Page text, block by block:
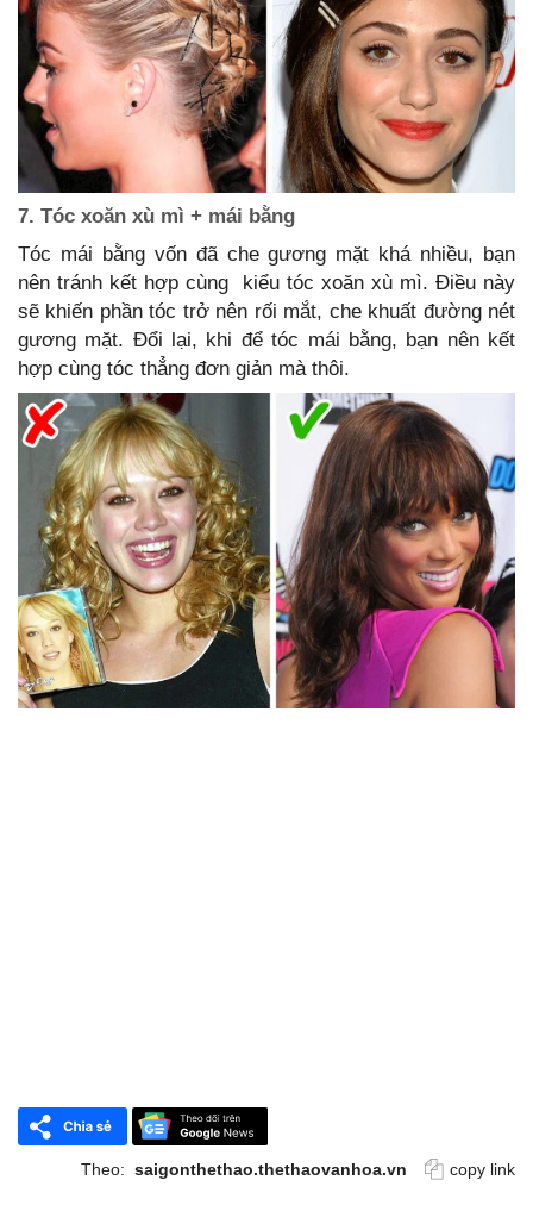
7. Tóc xoăn xù mì + mái bằng
Tóc mái bằng vốn đã che gương mặt khá nhiều, bạn
nên tránh kết hợp cùng kiểu tóc xoăn xù mì. Điều này
sẽ khiến phần tóc trở nên rối mắt, che khuất đường nét
gương mặt. Đổi lại, khi để tóc mái bằng, bạn nên kết
hợp cùng tóc thẳng đơn giản mà thôi.
Theo: saigonthethao.thethaovanhoa.vn copy link